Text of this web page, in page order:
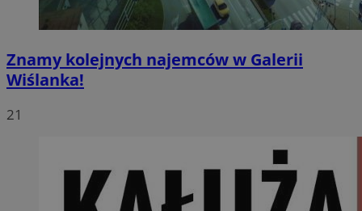
Znamy kolejnych najemców w Galerii
Wiślanka!
21